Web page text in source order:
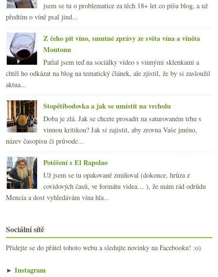
jsem se tu o problematice za těch 18+ let co píšu blog, a už
předtím o víně psal jind...
Z čeho pít víno, smutné zprávy ze světa vína a viněta
Moutonu
Patlal jsem teď na sociálky video s vinnými sklenkami a
chtěl ho odkázat na blog na tematický článek, ale zjistil, že by si zasloužil
aktua...
Stopětibodovka a jak se umístit na vrcholu
Doba je zlá. Jak se chcete prosadit na saturovaném trhu s
vinnou kritikou? Jak si zajistit, aby zrovna Vaše jméno,
název časopisu či průvodc...
Potěšení s El Rapolao
Už jsem se tu opakovaně zmiňoval (dokonce, hrůza z
covidových časů, ve formátu videa… ), že mám rád odrůdu
Mencía a dost vyhledávám vína hla...
Sociální sítě
Přidejte se do přátel tohoto webu a sledujte novinky na Facebooku! :o)
► Instagram